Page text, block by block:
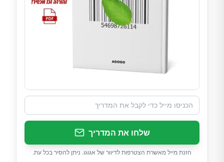
שלחו את המדריך
הזנת מייל מאשרת הצטרפות לדיוור של אגוגו. ניתן להסיר בכל עת.